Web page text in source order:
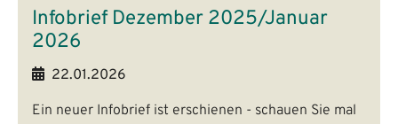
Infobrief Dezember 2025/Januar
2026
22.01.2026
Ein neuer Infobrief ist erschienen - schauen Sie mal